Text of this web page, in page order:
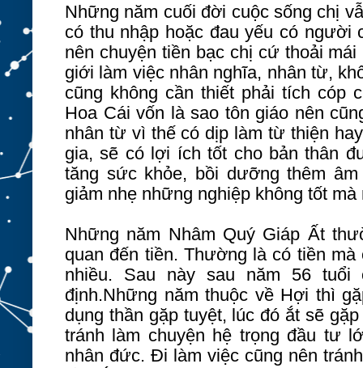
Những năm cuối đời cuộc sống chị
có thu nhập hoặc đau yếu có người
nên chuyện tiền bạc chị cứ thoải
giới làm việc nhân nghĩa, nhân từ,
cũng không cần thiết phải tích cóp
Hoa Cái vốn là sao tôn giáo nên
nhân từ vì thế có dịp làm từ thiện
gia, sẽ có lợi ích tốt cho bản thân
tăng sức khỏe, bồi dưỡng thêm
giảm nhẹ những nghiệp không tốt
Những năm Nhâm Quý Giáp Ất
quan đến tiền. Thường là có tiền
nhiều. Sau này sau năm 56
định.Những năm thuộc về Hợi thì
dụng thần gặp tuyệt, lúc đó ắt sẽ
tránh làm chuyện hệ trọng đầu tư
nhân đức. Đi làm việc cũng nên